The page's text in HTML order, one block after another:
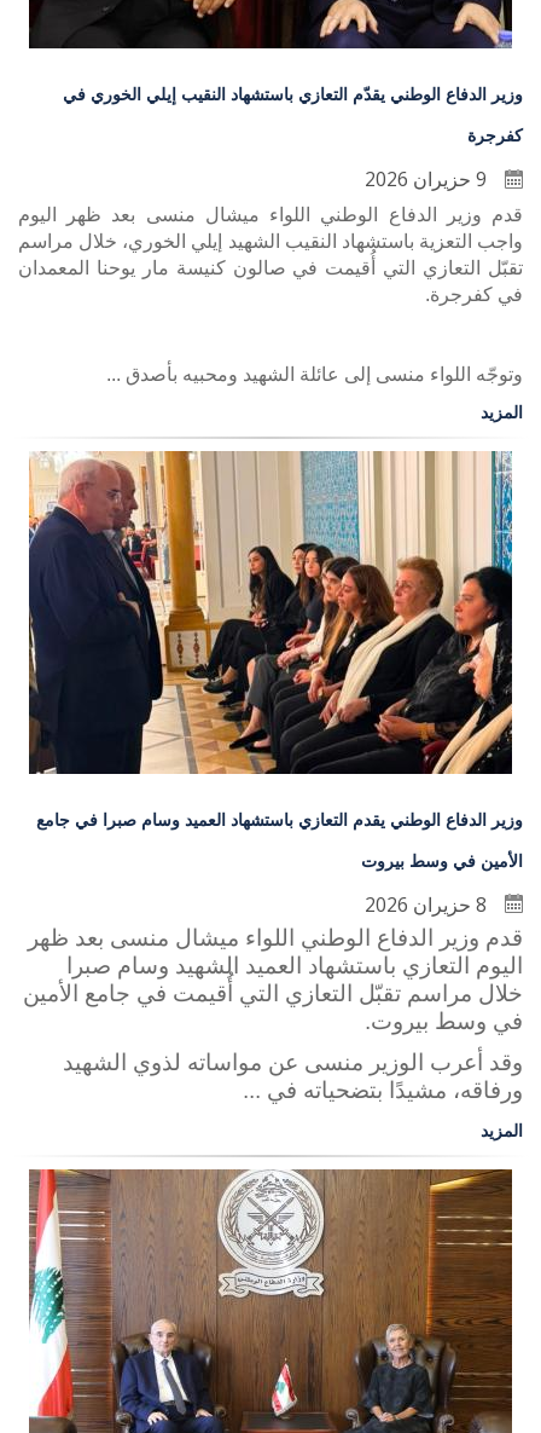
وزير الدفاع الوطني يقدّم التعازي باستشهاد النقيب إيلي الخوري في
كفرجرة
قدم وزير الدفاع الوطني اللواء ميشال منسى بعد ظهر اليوم
واجب التعزية باستشهاد النقيب الشهيد إيلي الخوري، خلال مراسم
تقبّل التعازي التي أُقيمت في صالون كنيسة مار يوحنا المعمدان
في كفرجرة.
وتوجّه اللواء منسى إلى عائلة الشهيد ومحبيه بأصدق ...
المزيد
وزير الدفاع الوطني يقدم التعازي باستشهاد العميد وسام صبرا في جامع
الأمين في وسط بيروت
قدم وزير الدفاع الوطني اللواء ميشال منسى بعد ظهر
اليوم التعازي باستشهاد العميد الشهيد وسام صبرا
خلال مراسم تقبّل التعازي التي أُقيمت في جامع الأمين
في وسط بيروت.
وقد أعرب الوزير منسى عن مواساته لذوي الشهيد
ورفاقه، مشيدًا بتضحياته في ...
المزيد